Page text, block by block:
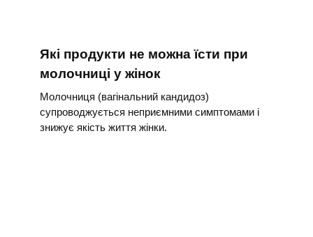
Які продукти не можна їсти при
молочниці у жінок
Молочниця (вагінальний кандидоз)
супроводжується неприємними симптомами і
знижує якість життя жінки.